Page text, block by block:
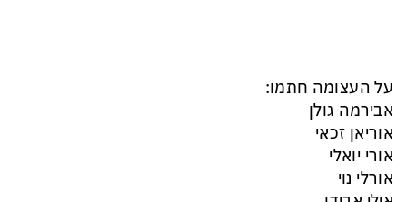
על העצומה חתמו:
אבירמה גולן
אוריאן זכאי
אורי יואלי
אורלי נוי